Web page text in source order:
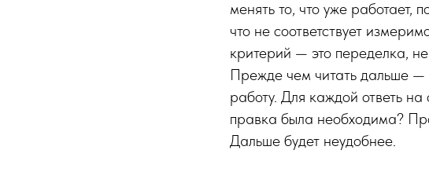
менять то, что уже работает,
что не соответствует
критерий — это переделка,
Прежде чем читать дальше —
работу. Для каждой ответь
правка была необходима?
Дальше будет неудобнее.